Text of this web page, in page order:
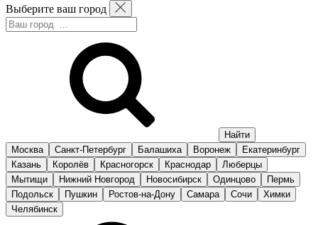
Выберите ваш город
Москва Санкт-Петербург Балашиха Воронеж
Екатеринбург
Казань
Королёв Красногорск Краснодар
Люберцы
Мытищи
Нижний Новгород Новосибирск Одинцово
Пермь
Подольск
Пушкин Ростов-на-Дону Самара Сочи
Химки
Челябинск